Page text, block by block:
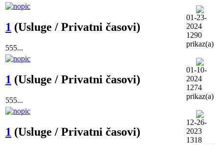
1 (Usluge / Privatni časovi)
555...
01-23-
2024
1290
prikaz(a)
1 (Usluge / Privatni časovi)
555...
01-10-
2024
1274
prikaz(a)
1 (Usluge / Privatni časovi)
12-26-
2023
1318